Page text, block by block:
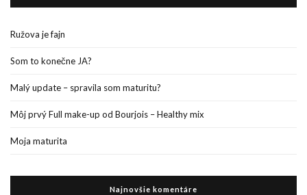
Ružova je fajn
Som to konečne JA?
Malý update – spravila som maturitu?
Môj prvý Full make-up od Bourjois – Healthy mix
Moja maturita
Najnovšie komentáre